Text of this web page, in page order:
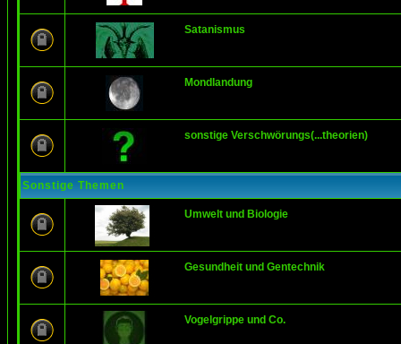
Satanismus
Mondlandung
sonstige Verschwörungs(...theorien)
Sonstige Themen
Umwelt und Biologie
Gesundheit und Gentechnik
Vogelgrippe und Co.